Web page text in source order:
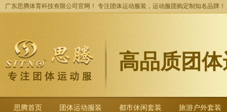
广东思腾体育科技有限公司官网！ 专注团体运动服装，运动服团购定制知名品牌！
高品质团
思腾首页 团体运动服装 都市休闲套装 旅游户外套装